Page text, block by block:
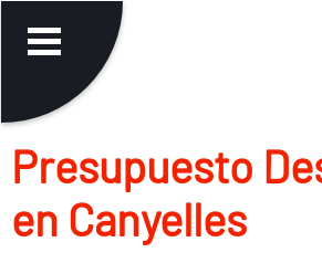
Presupuesto
en Canyelles